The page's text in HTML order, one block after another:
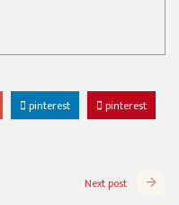
pinterest pinterest
Next post